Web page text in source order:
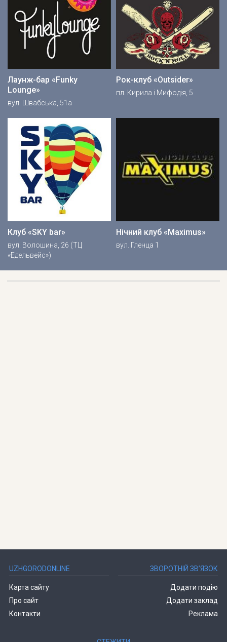
Лаунж-бар «Funky
Lounge»
вул. Швабська, 51а
Рок-клуб «Outsider»
пл. Кирила і Мифодія, 5
Клуб «SKY bar»
вул. Волошина, 26 (ТЦ
«Едельвейс»)
Нічний клуб «Maximus»
вул. Гленца 1
UZHGORODONLINE
Карта сайту
Про сайт
Контакти
ЗВОРОТНІЙ ЗВ’ЯЗОК
Додати подію
Додати заклад
Реклама